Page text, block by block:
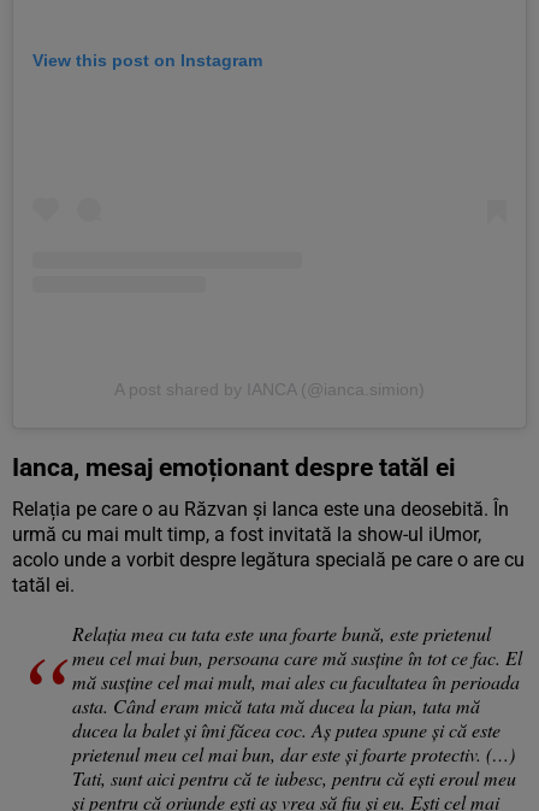
View this post on Instagram
A post shared by IANCA (@ianca.simion)
Ianca, mesaj emoționant despre tatăl ei
Relația pe care o au Răzvan și Ianca este una deosebită. În
urmă cu mai mult timp, a fost invitată la show-ul iUmor,
acolo unde a vorbit despre legătura specială pe care o are cu
tatăl ei.
Relația mea cu tata este una foarte bună, este prietenul
meu cel mai bun, persoana care mă susține în tot ce fac. El
mă susține cel mai mult, mai ales cu facultatea în perioada
asta. Când eram mică tata mă ducea la pian, tata mă
ducea la balet și îmi făcea coc. Aș putea spune și că este
prietenul meu cel mai bun, dar este și foarte protectiv. (…)
Tati, sunt aici pentru că te iubesc, pentru că ești eroul meu
și pentru că oriunde ești aș vrea să fiu și eu. Ești cel mai